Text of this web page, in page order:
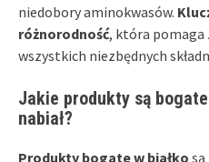
niedobory aminokwasów.
różnorodność, która pomaga
wszystkich niezbędnych
Jakie produkty są
nabiał?
Produkty bogate w białko